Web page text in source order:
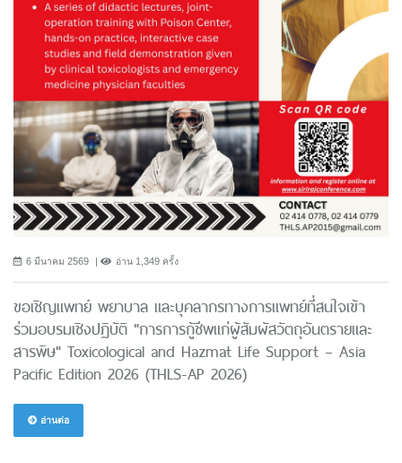
6 มีนาคม 2569 อ่าน 1,349 ครั้ง
ขอเชิญแพทย์ พยาบาล และบุคลากรทางการแพทย์ที่สนใจเข้า
ร่วมอบรมเชิงปฏิบัติ "การการกู้ชีพแก่ผู้สัมผัสวัตถุอันตรายและ
สารพิษ" Toxicological and Hazmat Life Support – Asia
Pacific Edition 2026 (THLS-AP 2026)
อ่านต่อ